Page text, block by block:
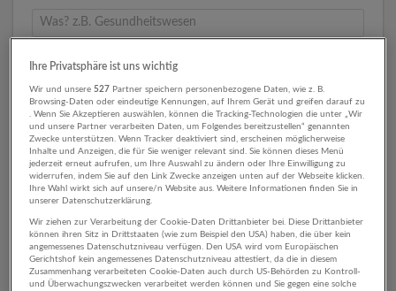
Wo?
Umkreis
Ihre Privatsphäre ist uns wichtig
Wir und unsere527 Partner speichern personenbezogene Daten, wie z. B.
Browsing-Daten oder eindeutige Kennungen, auf Ihrem Gerät und greifen darauf zu
. Wenn Sie Akzeptieren auswählen, können die Tracking-Technologien die unter „Wir
und unsere Partner verarbeiten Daten, um Folgendes bereitzustellen“ genannten
Zwecke unterstützen. Wenn Tracker deaktiviert sind, erscheinen möglicherweise
Inhalte und Anzeigen, die für Sie weniger relevant sind. Sie können dieses Menü
jederzeit erneut aufrufen, um Ihre Auswahl zu ändern oder Ihre Einwilligung zu
widerrufen, indem Sie auf den Link Zwecke anzeigen unten auf der Webseite klicken.
Ihre Wahl wirkt sich auf unsere/n Website aus. Weitere Informationen finden Sie in
unserer Datenschutzerklärung.
Wir ziehen zur Verarbeitung der Cookie-Daten Drittanbieter bei. Diese Drittanbieter
können ihren Sitz in Drittstaaten (wie zum Beispiel den USA) haben, die über kein
angemessenes Datenschutzniveau verfügen. Den USA wird vom Europäischen
Gerichtshof kein angemessenes Datenschutzniveau attestiert, da die in diesem
Zusammenhang verarbeiteten Cookie-Daten auch durch US-Behörden zu Kontroll-
und Überwachungszwecken verarbeitet werden können und Sie gegen eine solche